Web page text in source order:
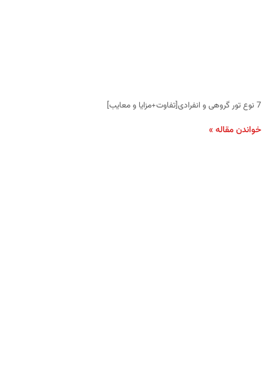
7 نوع تور گروهی و انفرادی[تفاوت+مزایا و معایب]
خواندن مقاله »